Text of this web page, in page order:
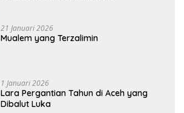
21 Januari 2026
Mualem yang Terzalimin
1 Januari 2026
Lara Pergantian Tahun di Aceh yang
Dibalut Luka